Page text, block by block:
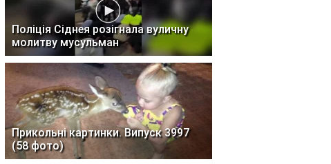
Поліція Сіднея розігнала вуличну
молитву мусульман
Прикольні картинки. Випуск 3997
(58 фото)